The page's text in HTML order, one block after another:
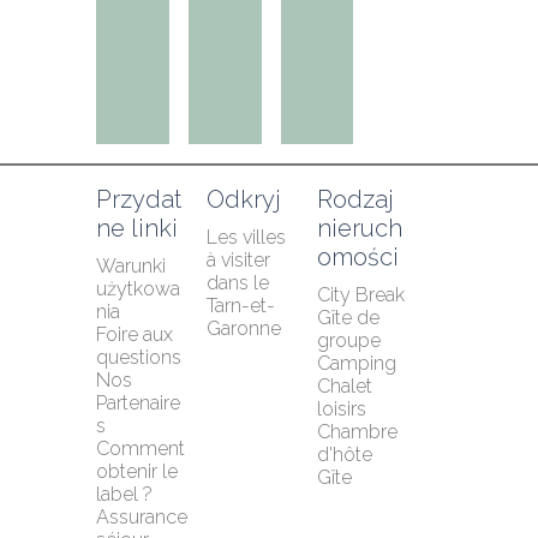
Przydat
ne linki
Warunki
użytkowa
nia
Foire aux
questions
Nos
Partenaire
s
Comment
obtenir le
label ?
Assurance
Odkryj
Les villes
à visiter
dans le
Tarn-et-
Garonne
Rodzaj
nieruch
omości
City Break
Gîte de
groupe
Camping
Chalet
loisirs
Chambre
d'hôte
Gîte